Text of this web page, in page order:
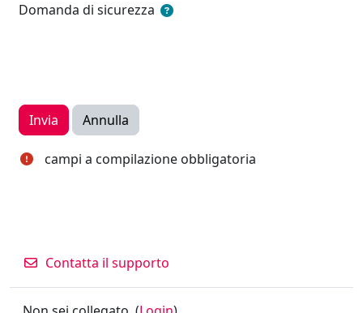
Domanda di sicurezza
campi a compilazione obbligatoria
Contatta il supporto